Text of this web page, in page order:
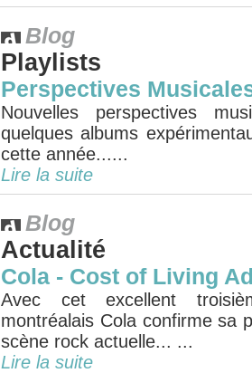
Blog
Playlists
Perspectives
Nouvelles perspectives
quelques albums
cette année......
Lire la suite
Blog
Actualité
Cola - Cost of Living
Avec cet excellent
montréalais Cola confirme sa
scène rock actuelle... ...
Lire la suite